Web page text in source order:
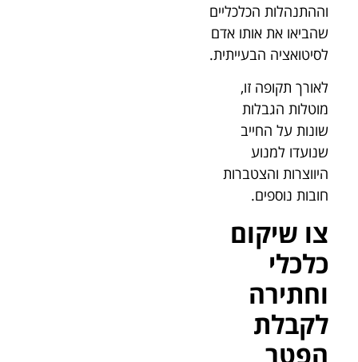
וההתנהלות הכלכליים
שהביאו את אותו אדם
לסיטואציה הבעייתית.
לאורך תקופה זו,
מוטלות הגבלות
שונות על החייב
שנועדו למנוע
היווצרות והצטברות
חובות נוספים.
צו שיקום
כלכלי
וחתירה
לקבלת
הפטר